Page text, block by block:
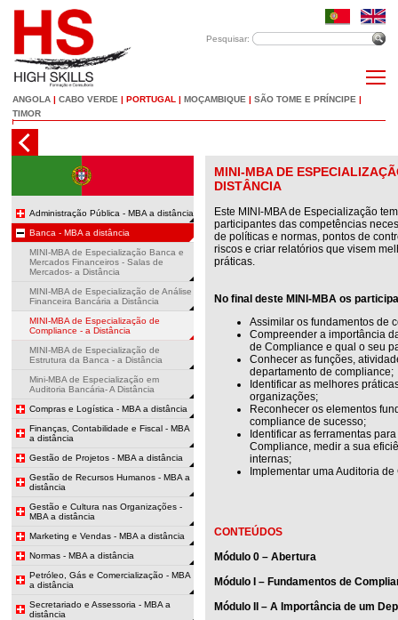
Pesquisar:
ANGOLA | CABO VERDE | PORTUGAL | MOÇAMBIQUE | SÃO TOME E PRÍNCIPE |
TIMOR
Administração Pública - MBA a distância
Banca - MBA a distância
MINI-MBA de Especialização Banca e
Mercados Financeiros - Salas de
Mercados- a Distância
MINI-MBA de Especialização de Análise
Financeira Bancária a Distância
MINI-MBA de Especialização de
Compliance - a Distância
MINI-MBA de Especialização de
Estrutura da Banca - a Distância
Mini-MBA de Especialização em
Auditoria Bancária- A Distância
Compras e Logística - MBA a distância
Finanças, Contabilidade e Fiscal - MBA
a distância
Gestão de Projetos - MBA a distância
Gestão de Recursos Humanos - MBA a
distância
Gestão e Cultura nas Organizações -
MBA a distância
Marketing e Vendas - MBA a distância
Normas - MBA a distância
Petróleo, Gás e Comercialização - MBA
a distância
Secretariado e Assessoria - MBA a
distância
MINI-MBA DE
DISTÂNCIA
Este MINI-MBA de Especialização
participantes das competências
de políticas e normas, pontos de
riscos e criar relatórios que visem
práticas.
No final deste MINI-MBA os
Assimilar os fundamentos de
Compreender a importância
de Compliance e qual o seu
Conhecer as funções,
departamento de compliance;
Identificar as melhores
organizações;
Reconhecer os elementos
compliance de sucesso;
Identificar as ferramentas
Compliance, medir a sua
internas;
Implementar uma Auditoria
CONTEÚDOS
Módulo 0 – Abertura
Módulo I – Fundamentos de
Módulo II – A Importância de um